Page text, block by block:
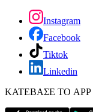
Instagram
Facebook
Tiktok
Linkedin
ΚΑΤΕΒΑΣΕ ΤΟ APP